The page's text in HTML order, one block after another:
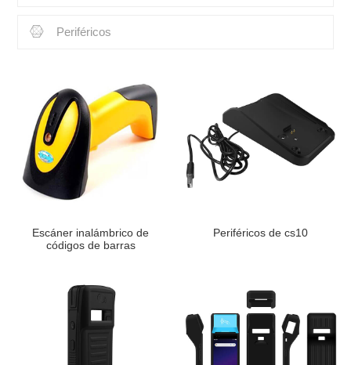
Periféricos
Escáner inalámbrico de
códigos de barras
Periféricos de cs10